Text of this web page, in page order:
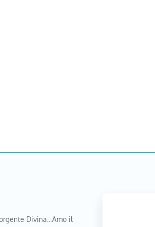
Divina…Amo il